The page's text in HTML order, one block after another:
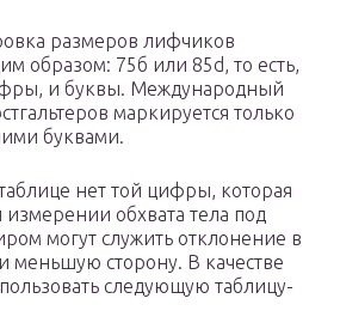
размеров лифчиков
образом: 75б или 85d, то есть,
и буквы. Международный
маркируется только
буквами.
нет той цифры, которая
обхвата тела под
могут служить отклонение в
меньшую сторону. В качестве
следующую таблицу-